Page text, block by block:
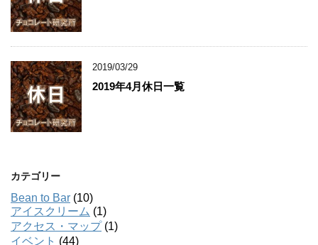
2019/03/29
2019年4月休日一覧
カテゴリー
Bean to Bar (10)
アイスクリーム (1)
アクセス・マップ(1)
イベント (44)